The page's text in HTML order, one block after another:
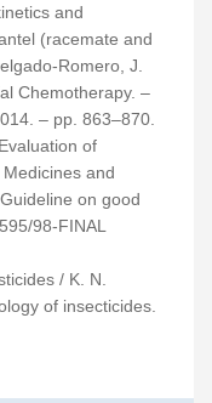
and
(racemate and
Romero, J.
Chemotherapy. –
– pp. 863–870.
of
and
on good
98-FINAL
/ K. N.
of insecticides.